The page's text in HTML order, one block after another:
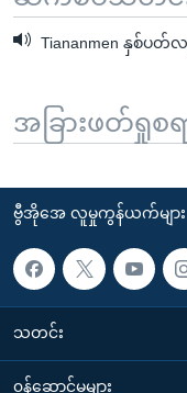
Tiananmen နှစ်
အခြားဖတ်ရှုစရ
ဗွီအိုအေ လူမှုကွန်ယက်များ
သတင်း
၀န်ဆောင်မှုများ